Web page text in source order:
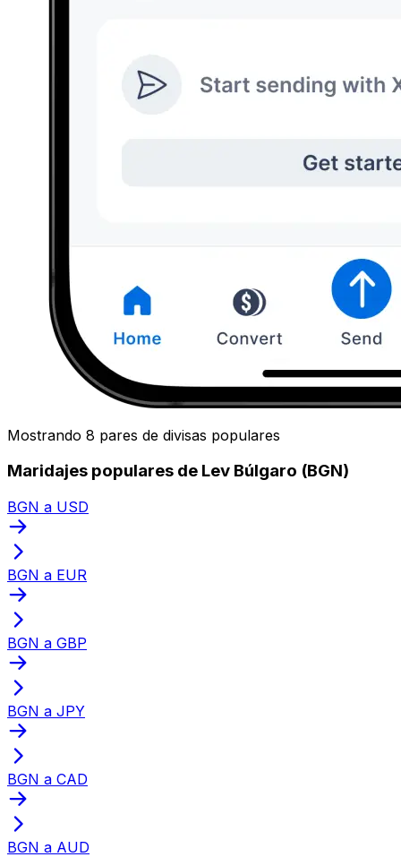
Mostrando 8 pares de divisas populares
Maridajes populares de Lev Búlgaro (BGN)
BGN a USD
BGN a EUR
BGN a GBP
BGN a JPY
BGN a CAD
BGN a AUD